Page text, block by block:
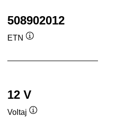
508902012
ETN
12 V
Voltaj